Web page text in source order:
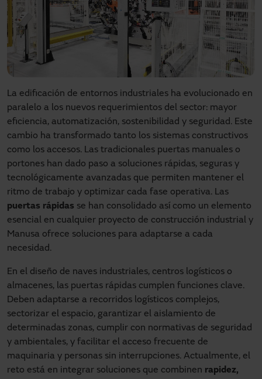
La edificación de entornos industriales ha evolucionado en
paralelo a los nuevos requerimientos del sector: mayor
eficiencia, automatización, sostenibilidad y seguridad. Este
cambio ha transformado tanto los sistemas constructivos
como los accesos. Las tradicionales puertas manuales o
portones han dado paso a soluciones rápidas, seguras y
tecnológicamente avanzadas que permiten mantener el
ritmo de trabajo y optimizar cada fase operativa. Las
puertas rápidas se han consolidado así como un elemento
esencial en cualquier proyecto de construcción industrial y
Manusa ofrece soluciones para adaptarse a cada
necesidad.
En el diseño de naves industriales, centros logísticos o
almacenes, las puertas rápidas cumplen funciones clave.
Deben adaptarse a recorridos logísticos complejos,
sectorizar el espacio, garantizar el aislamiento de
determinadas zonas, cumplir con normativas de seguridad
y ambientales, y facilitar el acceso frecuente de
maquinaria y personas sin interrupciones. Actualmente, el
reto está en integrar soluciones que combinen rapidez,